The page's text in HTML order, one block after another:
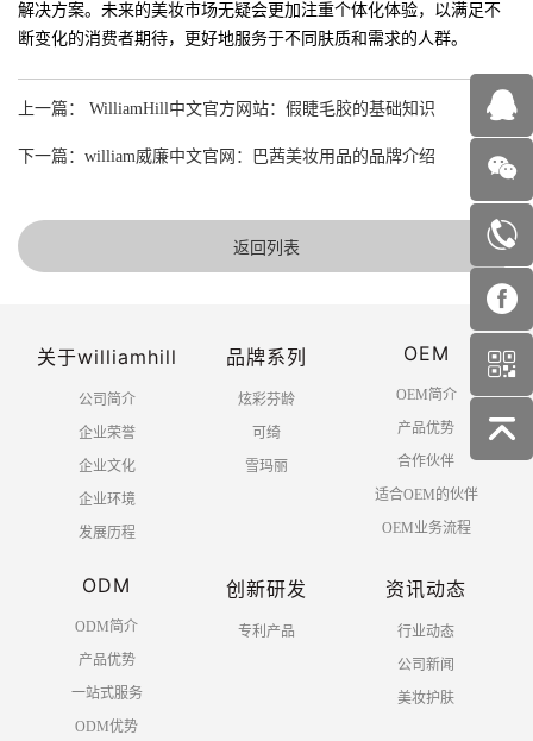
解决方案。未来的美妆市场无疑会更加注重个体化体验，以满足不
断变化的消费者期待，更好地服务于不同肤质和需求的人群。
上一篇： WilliamHill中文官方网站：假睫毛胶的基础知识
下一篇：william威廉中文官网：巴茜美妆用品的品牌介绍
返回列表
关于williamhill
公司简介
企业荣誉
企业文化
企业环境
发展历程
品牌系列
炫彩芬龄
可绮
雪玛丽
OEM
OEM简介
产品优势
合作伙伴
适合OEM的伙伴
OEM业务流程
ODM
ODM简介
产品优势
一站式服务
ODM优势
创新研发
专利产品
资讯动态
行业动态
公司新闻
美妆护肤